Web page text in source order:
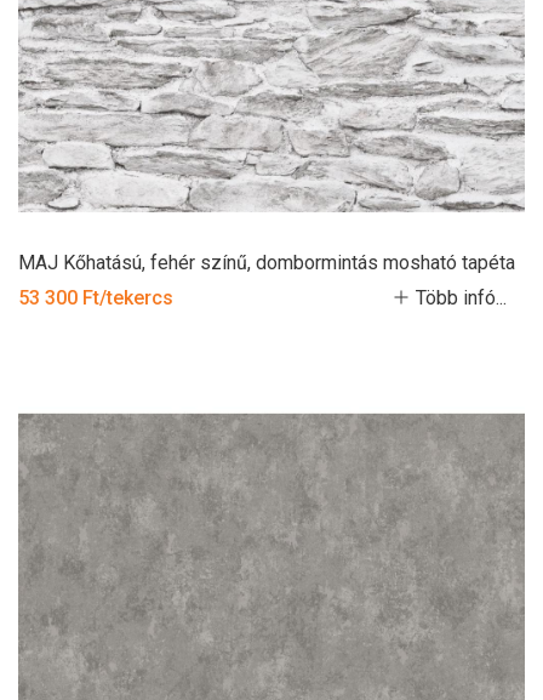
MAJ Kőhatású, fehér színű, dombormintás mosható tapéta
53 300 Ft/tekercs
Több infó...